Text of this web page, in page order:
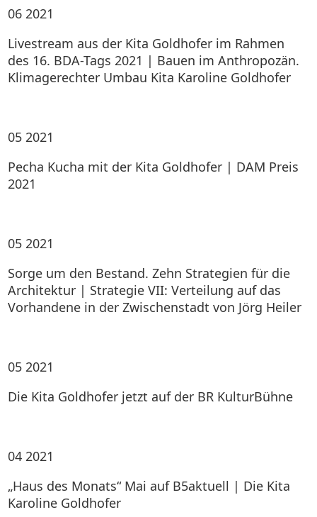
06 2021
Livestream aus der Kita Goldhofer im Rahmen
des 16. BDA-Tags 2021 | Bauen im Anthropozän.
Klimagerechter Umbau Kita Karoline Goldhofer
05 2021
Pecha Kucha mit der Kita Goldhofer | DAM Preis
2021
05 2021
Sorge um den Bestand. Zehn Strategien für die
Architektur | Strategie VII: Verteilung auf das
Vorhandene in der Zwischenstadt von Jörg Heiler
05 2021
Die Kita Goldhofer jetzt auf der BR KulturBühne
04 2021
„Haus des Monats“ Mai auf B5aktuell | Die Kita
Karoline Goldhofer